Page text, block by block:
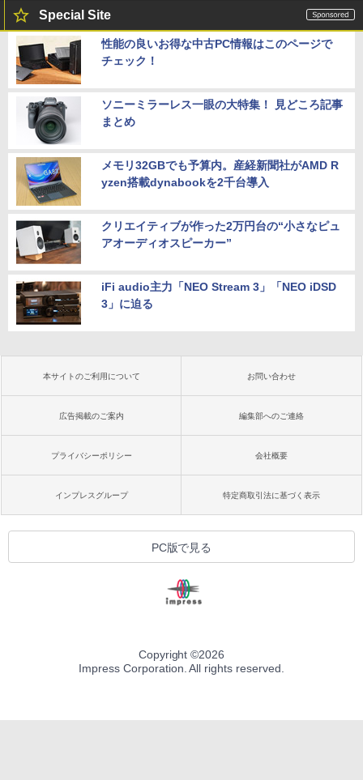
Special Site
性能の良いお得な中古PC情報はこのページで
チェック！
ソニーミラーレス一眼の大特集！ 見どころ記事
まとめ
メモリ32GBでも予算内。産経新聞社がAMD R
yzen搭載dynabookを2千台導入
クリエイティブが作った2万円台の“小さなピュ
アオーディオスピーカー”
iFi audio主力「NEO Stream 3」「NEO iDSD
3」に迫る
本サイトのご利用について お問い合わせ
広告掲載のご案内 編集部へのご連絡
プライバシーポリシー 会社概要
インプレスグループ 特定商取引法に基づく表示
PC版で見る
Copyright ©2026
Impress Corporation. All rights reserved.